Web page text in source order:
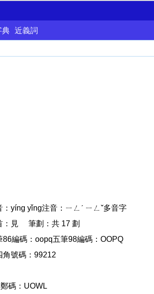
典 近義詞
：yíng yǐng注音：ㄧㄥˊ ㄧㄥˇ多音字
：見
筆劃：共 17 劃
86編碼：oopq五筆98編碼：OOPQ
號碼：99212
鄭碼：UOWL